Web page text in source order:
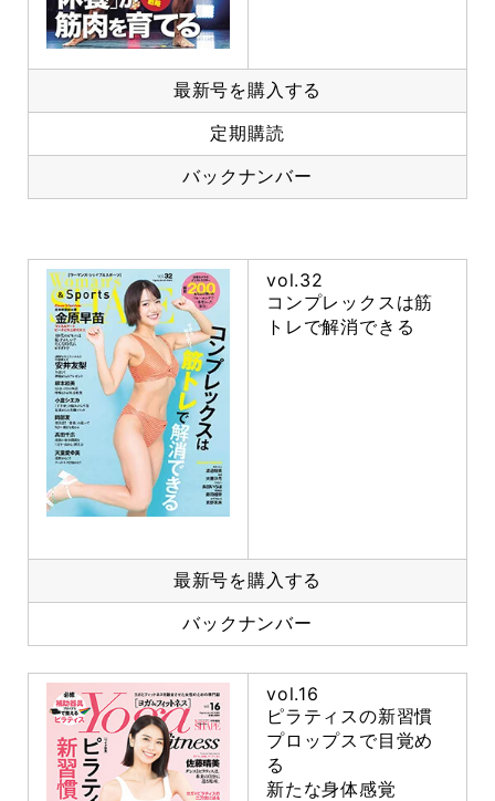
最新号を購入する
定期購読
バックナンバー
vol.32
コンプレックスは筋
トレで解消できる
最新号を購入する
バックナンバー
vol.16
ピラティスの新習慣
プロップスで目覚め
る
新たな身体感覚